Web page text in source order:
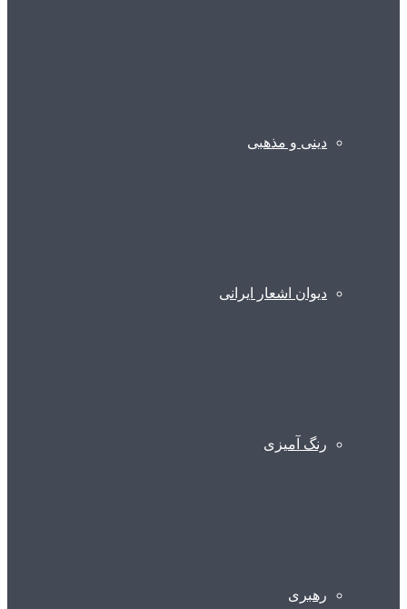
دینی و مذهبی
دیوان اشعار ایرانی
رنگ آمیزی
رهبری